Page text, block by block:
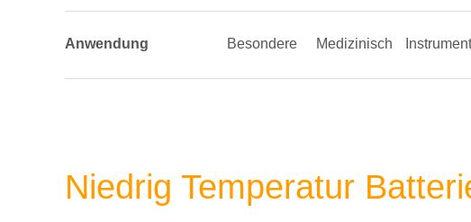
Anwendung Besondere Medizinisch Instrument
Niedrig Temperatur